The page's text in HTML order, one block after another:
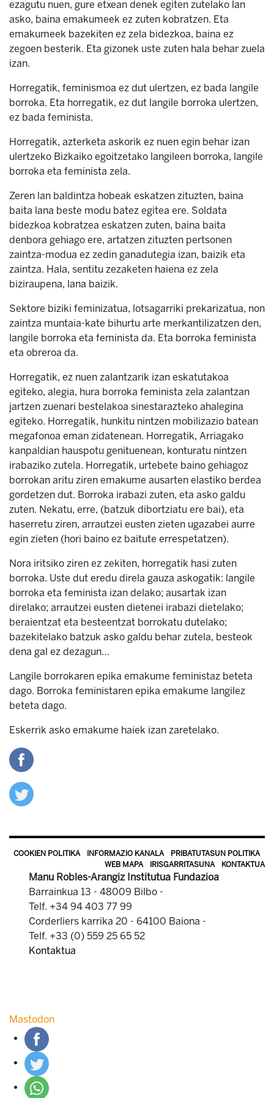
ezagutu nuen, gure etxean denek egiten zutelako lan
asko, baina emakumeek ez zuten kobratzen. Eta
emakumeek bazekiten ez zela bidezkoa, baina ez
zegoen besterik. Eta gizonek uste zuten hala behar zuela
izan.
Horregatik, feminismoa ez dut ulertzen, ez bada langile
borroka. Eta horregatik, ez dut langile borroka ulertzen,
ez bada feminista.
Horregatik, azterketa askorik ez nuen egin behar izan
ulertzeko Bizkaiko egoitzetako langileen borroka, langile
borroka eta feminista zela.
Zeren lan baldintza hobeak eskatzen zituzten, baina
baita lana beste modu batez egitea ere. Soldata
bidezkoa kobratzea eskatzen zuten, baina baita
denbora gehiago ere, artatzen zituzten pertsonen
zaintza-modua ez zedin ganadutegia izan, baizik eta
zaintza. Hala, sentitu zezaketen haiena ez zela
biziraupena, lana baizik.
Sektore biziki feminizatua, lotsagarriki prekarizatua, non
zaintza muntaia-kate bihurtu arte merkantilizatzen den,
langile borroka eta feminista da. Eta borroka feminista
eta obreroa da.
Horregatik, ez nuen zalantzarik izan eskatutakoa
egiteko, alegia, hura borroka feminista zela zalantzan
jartzen zuenari bestelakoa sinestarazteko ahalegina
egiteko. Horregatik, hunkitu nintzen mobilizazio batean
megafonoa eman zidatenean. Horregatik, Arriagako
kanpaldian hauspotu genituenean, konturatu nintzen
irabaziko zutela. Horregatik, urtebete baino gehiagoz
borrokan aritu ziren emakume ausarten elastiko berdea
gordetzen dut. Borroka irabazi zuten, eta asko galdu
zuten. Nekatu, erre, (batzuk dibortziatu ere bai), eta
haserretu ziren, arrautzei eusten zieten ugazabei aurre
egin zieten (hori baino ez baitute errespetatzen).
Nora iritsiko ziren ez zekiten, horregatik hasi zuten
borroka. Uste dut eredu direla gauza askogatik: langile
borroka eta feminista izan delako; ausartak izan
direlako; arrautzei eusten dietenei irabazi dietelako;
beraientzat eta besteentzat borrokatu dutelako;
bazekitelako batzuk asko galdu behar zutela, besteok
dena gal ez dezagun…
Langile borrokaren epika emakume feministaz beteta
dago. Borroka feministaren epika emakume langilez
beteta dago.
Eskerrik asko emakume haiek izan zaretelako.
COOKIEN POLITIKA INFORMAZIO KANALA
PRIBATUTASUN POLITIKA
WEB MAPA
IRISGARRITASUNA KONTAKTUA
Manu Robles-Arangiz Institutua Fundazioa
Barrainkua 13 - 48009 Bilbo -
Telf. +34 94 403 77 99
Corderliers karrika 20 - 64100 Baiona -
Telf. +33 (0) 559 25 65 52
Kontaktua
Mastodon